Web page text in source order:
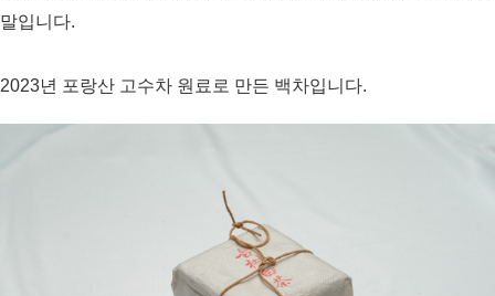
말입니다.
2023년 포랑산 고수차 원료로 만든 백차입니다.